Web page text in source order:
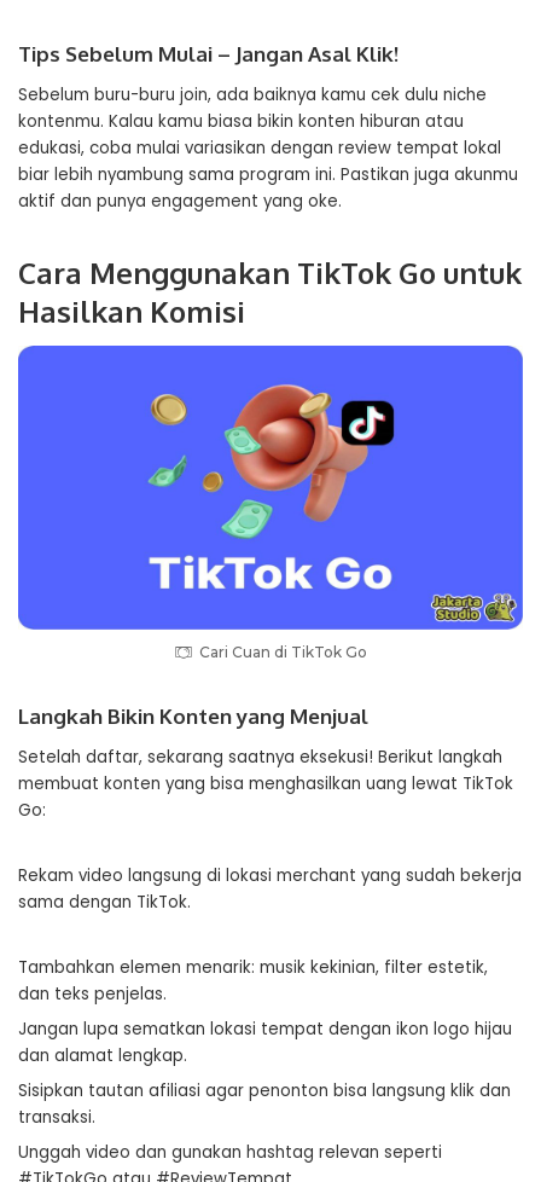
Tips Sebelum Mulai – Jangan Asal Klik!
Sebelum buru-buru join, ada baiknya kamu cek dulu niche
kontenmu. Kalau kamu biasa bikin konten hiburan atau
edukasi, coba mulai variasikan dengan review tempat lokal
biar lebih nyambung sama program ini. Pastikan juga akunmu
aktif dan punya engagement yang oke.
Cara Menggunakan TikTok Go untuk
Hasilkan Komisi
Cari Cuan di TikTok Go
Langkah Bikin Konten yang Menjual
Setelah daftar, sekarang saatnya eksekusi! Berikut langkah
membuat konten yang bisa menghasilkan uang lewat TikTok
Go:
Rekam video langsung di lokasi merchant yang sudah bekerja
sama dengan TikTok.
Tambahkan elemen menarik: musik kekinian, filter estetik,
dan teks penjelas.
Jangan lupa sematkan lokasi tempat dengan ikon logo hijau
dan alamat lengkap.
Sisipkan tautan afiliasi agar penonton bisa langsung klik dan
transaksi.
Unggah video dan gunakan hashtag relevan seperti